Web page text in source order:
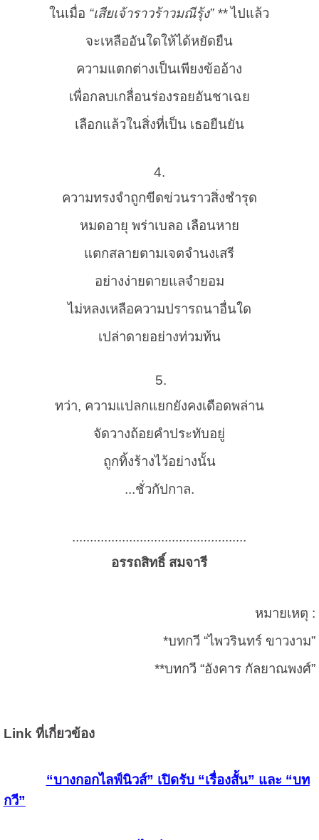
ในเมื่อ “เสียเจ้าราวร้าวมณีรุ้ง” **ไปแล้ว
จะเหลืออันใดให้ได้หยัดยืน
ความแตกต่างเป็นเพียงข้ออ้าง
เพื่อกลบเกลื่อนร่องรอยอันชาเฉย
เลือกแล้วในสิ่งที่เป็น เธอยืนยัน
4.
ความทรงจำถูกขีดข่วนราวสิ่งชำรุด
หมดอายุ พร่าเบลอ เลือนหาย
แตกสลายตามเจตจำนงเสรี
อย่างง่ายดายแลจำยอม
ไม่หลงเหลือความปรารถนาอื่นใด
เปล่าดายอย่างท่วมท้น
5.
ทว่า, ความแปลกแยกยังคงเดือดพล่าน
จัดวางถ้อยคำประทับอยู่
ถูกทิ้งร้างไว้อย่างนั้น
...ชั่วกัปกาล.
.................................................
อรรถสิทธิ์ สมจารี
หมายเหตุ :
*บทกวี “ไพวรินทร์ ขาวงาม”
**บทกวี “อังคาร กัลยาณพงศ์”
Link ที่เกี่ยวข้อง
“บางกอกไลฟ์นิวส์” เปิดรับ “เรื่องสั้น” และ “บท
กวี”